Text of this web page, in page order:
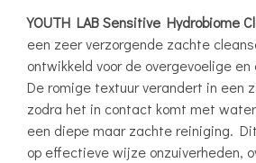
YOUTH LAB Sensitive Hydrobiome
een zeer verzorgende zachte
ontwikkeld voor de overgevoelige
De romige textuur verandert in een
zodra het in contact komt met
een diepe maar zachte reiniging.
op effectieve wijze onzuiverheden,